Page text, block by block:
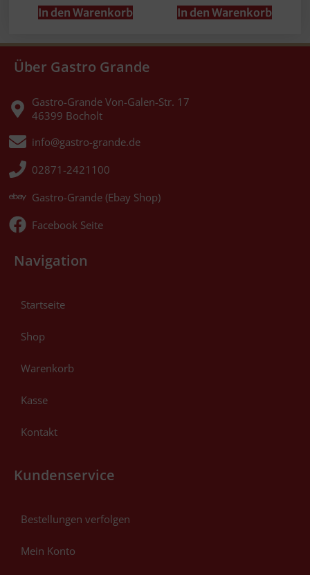
In den Warenkorb In den Warenkorb
Über Gastro Grande
Gastro-Grande Von-Galen-Str. 17
46399 Bocholt
info@gastro-grande.de
02871-2421100
Gastro-Grande (Ebay Shop)
Facebook Seite
Navigation
Startseite
Shop
Warenkorb
Kasse
Kontakt
Kundenservice
Bestellungen verfolgen
Mein Konto